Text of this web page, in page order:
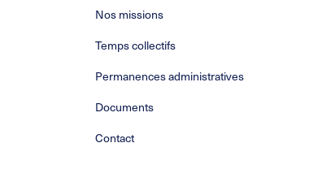
Nos missions
Temps collectifs
Permanences administratives
Documents
Contact